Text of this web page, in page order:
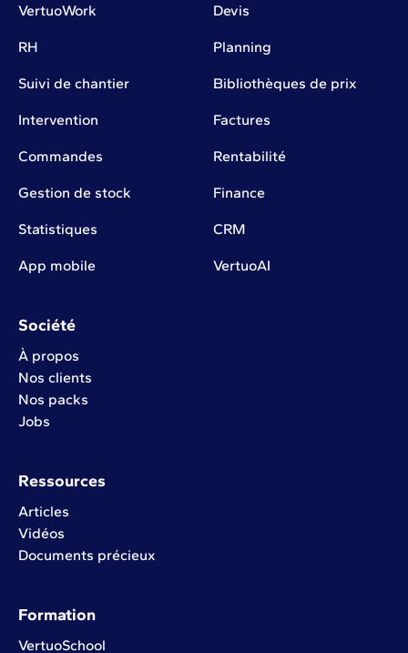
VertuoWork Devis
RH Planning
Suivi de chantier Bibliothèques de prix
Intervention Factures
Commandes Rentabilité
Gestion de stock Finance
Statistiques CRM
App mobile VertuoAI
Société
À propos
Nos clients
Nos packs
Jobs
Ressources
Articles
Vidéos
Documents précieux
Formation
VertuoSchool